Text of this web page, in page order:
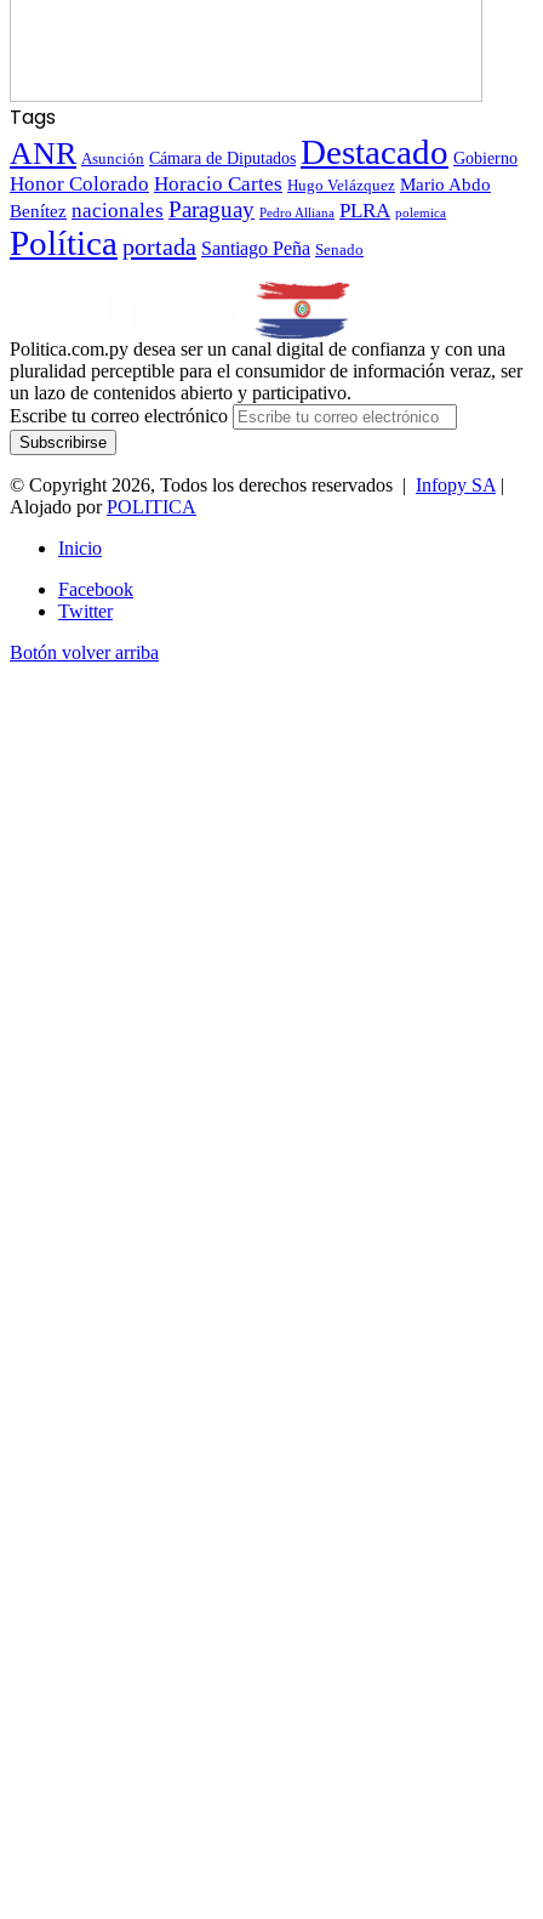
Tags
ANR Asunción Cámara de Diputados Destacado Gobierno
Honor Colorado Horacio Cartes Hugo Velázquez Mario Abdo
Benítez nacionales Paraguay Pedro Alliana PLRA polemica
Política portada Santiago Peña Senado
Politica.com.py desea ser un canal digital de confianza y con una
pluralidad perceptible para el consumidor de información veraz, ser
un lazo de contenidos abierto y participativo.
Escribe tu correo electrónico
© Copyright 2026, Todos los derechos reservados | Infopy SA |
Alojado porPOLITICA
Inicio
Facebook
Twitter
Botón volver arriba